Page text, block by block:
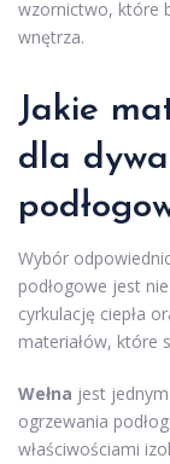
wzornictwo, które
wnętrza.
Jakie
dla
Wybór
podłogowe jest
cyrkulację ciepła
materiałów, które
Wełna jest
ogrzewania
właściwościami